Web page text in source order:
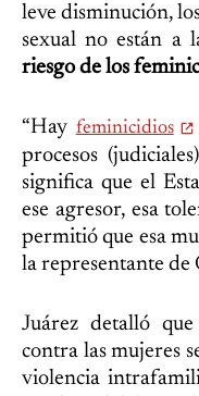
leve disminución,
sexual no están a
riesgo de los
“Hay feminicidios
procesos
significa que el
ese agresor, esa
permitió que esa
la representante de
Juárez detalló
contra las mujeres
violencia